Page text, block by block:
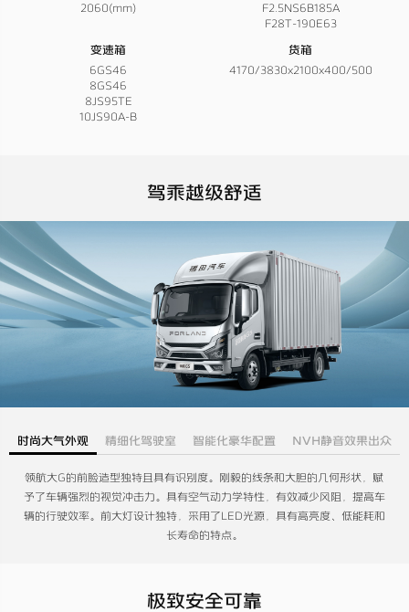
2060(mm)
F2.5NS6B185A
F28T-190E63
变速箱
6GS46
8GS46
8JS95TE
10JS90A-B
货箱
4170/3830x2100x400/500
驾乘越级舒适
时尚大气外观 精细化驾驶室 智能化豪华配置 NVH静音效果出众
领航大G的前脸造型独特且具有识别度。刚毅的线条和大胆的几何形状，赋
予了车辆强烈的视觉冲击力。具有空气动力学特性，有效减少风阻，提高车
辆的行驶效率。前大灯设计独特，采用了LED光源，具有高亮度、低能耗和
长寿命的特点。
极致安全可靠